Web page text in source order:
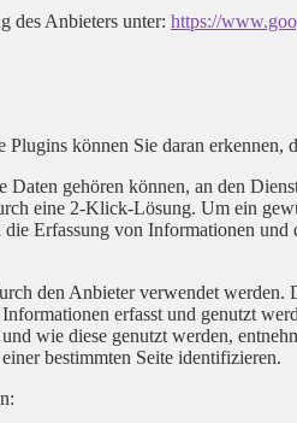
des Anbieters unter: https://
können Sie daran erkennen,
gehören können, an den
eine 2-Klick-Lösung. Um ein
Erfassung von Informationen
den Anbieter verwendet werden.
erfasst und genutzt
wie diese genutzt werden,
bestimmten Seite identifizieren.